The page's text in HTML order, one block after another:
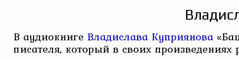
В аудиокниге Владислава Куприянова
писателя, который в своих